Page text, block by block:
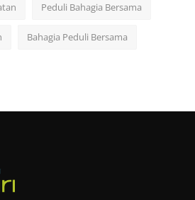
Peduli Bahagia Bersama
Bahagia Peduli Bersama